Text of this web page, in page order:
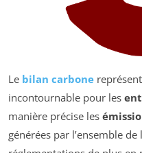
Le bilan carbone
incontournable pour les
manière précise les
générées par l’ensemble